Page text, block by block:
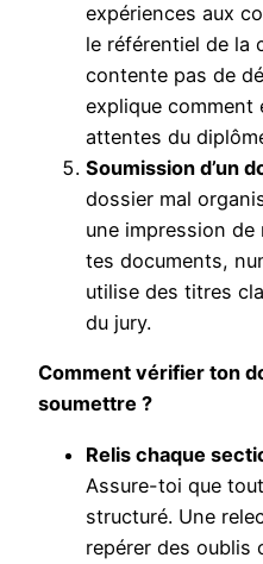
expériences aux
le référentiel de la
contente pas de
explique comment
attentes du
Soumission d’un
dossier mal
une impression de
tes documents,
utilise des titres
du jury.
Comment vérifier ton
soumettre ?
Relis chaque
Assure-toi que
structuré. Une
repérer des oublis